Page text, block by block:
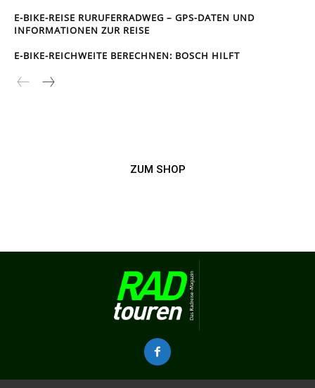
E-BIKE-REISE RUR­UFER­RAD­WEG – GPS-DATEN UND
INFORMATIONEN ZUR REISE
E-BIKE-REICHWEITE BERECHNEN: BOSCH HILFT
ZUM SHOP